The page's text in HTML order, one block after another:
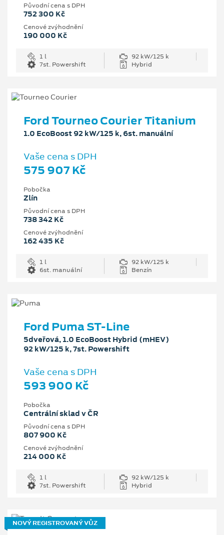
Původní cena s DPH
752 300 Kč
Cenové zvýhodnění
190 000 Kč
1 l
92 kW/125 k
7st. Powershift
Hybrid
Ford Tourneo Courier Titanium
1.0 EcoBoost 92 kW/125 k, 6st. manuální
Vaše cena s DPH
575 907 Kč
Pobočka
Zlín
Původní cena s DPH
738 342 Kč
Cenové zvýhodnění
162 435 Kč
1 l
92 kW/125 k
6st. manuální
Benzín
Ford Puma ST-Line
5dveřová, 1.0 EcoBoost Hybrid (mHEV)
92 kW/125 k, 7st. Powershift
Vaše cena s DPH
593 900 Kč
Pobočka
Centrální sklad v ČR
Původní cena s DPH
807 900 Kč
Cenové zvýhodnění
214 000 Kč
1 l
92 kW/125 k
7st. Powershift
Hybrid
NOVÝ REGISTROVANÝ VŮZ